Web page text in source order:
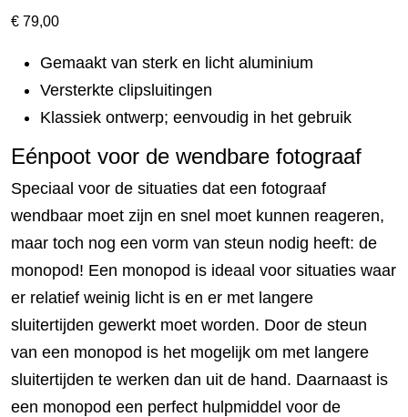
€ 79,00
Gemaakt van sterk en licht aluminium
Versterkte clipsluitingen
Klassiek ontwerp; eenvoudig in het gebruik
Eénpoot voor de wendbare fotograaf
Speciaal voor de situaties dat een fotograaf
wendbaar moet zijn en snel moet kunnen reageren,
maar toch nog een vorm van steun nodig heeft: de
monopod! Een monopod is ideaal voor situaties waar
er relatief weinig licht is en er met langere
sluitertijden gewerkt moet worden. Door de steun
van een monopod is het mogelijk om met langere
sluitertijden te werken dan uit de hand. Daarnaast is
een monopod een perfect hulpmiddel voor de